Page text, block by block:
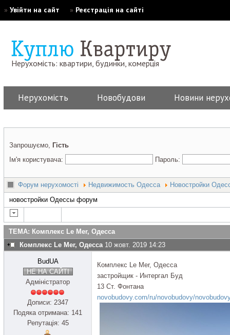
» Увійти на сайт » Реєстрація на сайті
Нерухомість: квартири, будинки, комерція
Нерухомість Новобудови Новини
Запрошуємо, Гість
Ім'я користувача:
Пароль:
Форум нерухомості Недвижимость Одесса
Новостройки
новостройки Одессы форум
ТЕМА: Комплекс Le Mer, Одесса
Комплекс Le Mer, Одесса 10 жовт. 2019 14:23
BudUA
НЕ НА САЙТІ
Адміністратор
Дописи: 2347
Подяка отримана: 141
Репутація: 45
Комплекс Le Mer, Одесса
застройщик - Интергал Буд
13 Ст. Фонтана
novobudovy.com/ru/novobudovy/